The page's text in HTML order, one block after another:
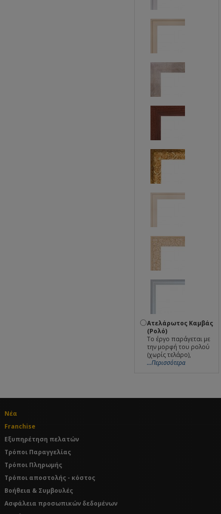
Ατελάρωτος Καμβάς
(Ρολό)
Το έργο παράγεται με
την μορφή του ρολού
(χωρίς τελάρο),
...Περισσότερα
Νέα
Franchise
Εξυπηρέτηση πελατών
Τρόποι Παραγγελίας
Τρόποι Πληρωμής
Τρόποι αποστολής - κόστος
Βοήθεια & Συμβουλές
Ασφάλεια προσωπικών δεδομένων